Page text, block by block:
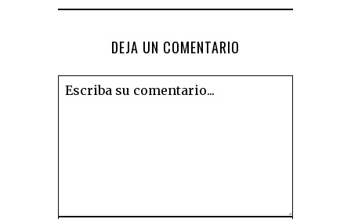
DEJA UN COMENTARIO